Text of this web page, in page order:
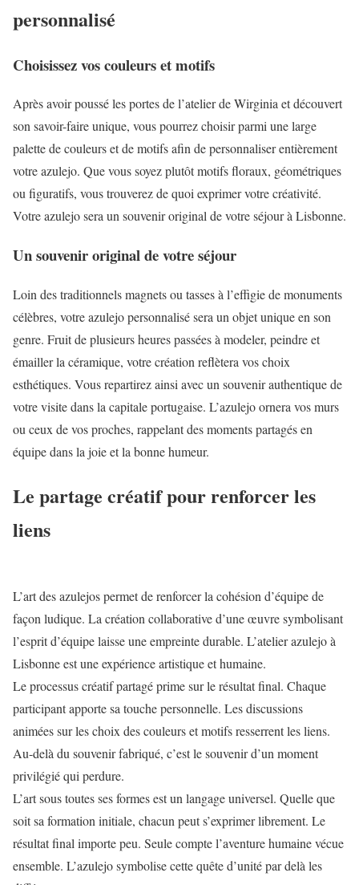
personnalisé
Choisissez vos couleurs et motifs
Après avoir poussé les portes de l’atelier de Wirginia et découvert
son savoir-faire unique, vous pourrez choisir parmi une large
palette de couleurs et de motifs afin de personnaliser entièrement
votre azulejo. Que vous soyez plutôt motifs floraux, géométriques
ou figuratifs, vous trouverez de quoi exprimer votre créativité.
Votre azulejo sera un souvenir original de votre séjour à Lisbonne.
Un souvenir original de votre séjour
Loin des traditionnels magnets ou tasses à l’effigie de monuments
célèbres, votre azulejo personnalisé sera un objet unique en son
genre. Fruit de plusieurs heures passées à modeler, peindre et
émailler la céramique, votre création reflètera vos choix
esthétiques. Vous repartirez ainsi avec un souvenir authentique de
votre visite dans la capitale portugaise. L’azulejo ornera vos murs
ou ceux de vos proches, rappelant des moments partagés en
équipe dans la joie et la bonne humeur.
Le partage créatif pour renforcer les
liens
L’art des azulejos permet de renforcer la cohésion d’équipe de
façon ludique. La création collaborative d’une œuvre symbolisant
l’esprit d’équipe laisse une empreinte durable. L’atelier azulejo à
Lisbonne est une expérience artistique et humaine.
Le processus créatif partagé prime sur le résultat final. Chaque
participant apporte sa touche personnelle. Les discussions
animées sur les choix des couleurs et motifs resserrent les liens.
Au-delà du souvenir fabriqué, c’est le souvenir d’un moment
privilégié qui perdure.
L’art sous toutes ses formes est un langage universel. Quelle que
soit sa formation initiale, chacun peut s’exprimer librement. Le
résultat final importe peu. Seule compte l’aventure humaine vécue
ensemble. L’azulejo symbolise cette quête d’unité par delà les